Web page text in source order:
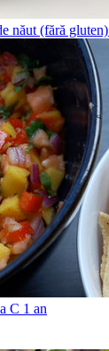
năut (fără gluten)
C 1 an